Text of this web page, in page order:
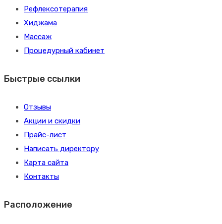
Рефлексотерапия
Хиджама
Массаж
Процедурный кабинет
Быстрые ссылки
Отзывы
Акции и скидки
Прайс-лист
Написать директору
Карта сайта
Контакты
Расположение